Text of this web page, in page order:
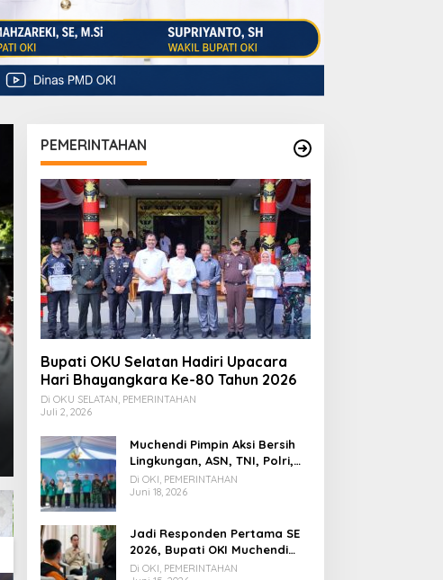
SULAWESI SELATAN
Tiga Pelaku Pembunuhan di
Ditangkap
Juli 23, 2026
PEMERINTAHAN
Bupati OKU Selatan Hadiri Upacara
Hari Bhayangkara Ke-80 Tahun 2026
Di OKU SELATAN, PEMERINTAHAN
Juli 2, 2026
Muchendi Pimpin Aksi Bersih
Lingkungan, ASN, TNI, Polri,
dan Warga Bergotong
Royong
Di OKI, PEMERINTAHAN
Juni 18, 2026
Jadi Responden Pertama SE
2026, Bupati OKI Muchendi
Ajak Warga Beri Data Benar
Di OKI, PEMERINTAHAN